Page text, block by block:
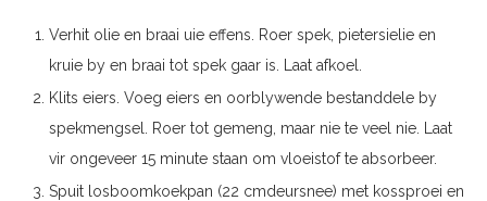
Verhit olie en braai uie effens. Roer spek, pietersielie en
kruie by en braai tot spek gaar is. Laat afkoel.
Klits eiers. Voeg eiers en oorblywende bestanddele by
spekmengsel. Roer tot gemeng, maar nie te veel nie. Laat
vir ongeveer 15 minute staan om vloeistof te absorbeer.
Spuit losboomkoekpan (22 cmdeursnee) met kossproei en